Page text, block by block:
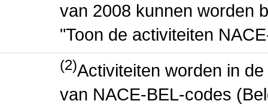
van 2008 kunnen worden
"Toon de activiteiten
(2)Activiteiten worden in
van NACE-BEL-codes